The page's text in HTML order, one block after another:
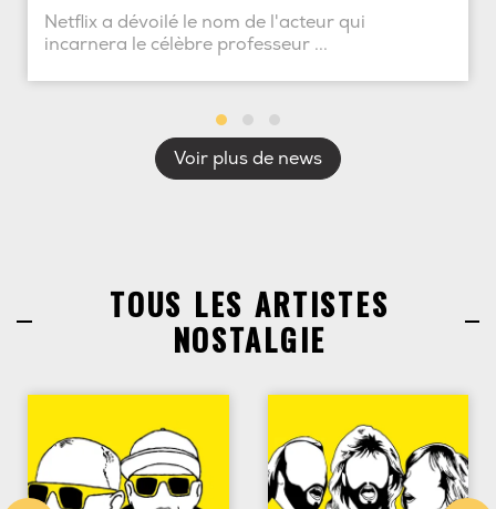
Netflix a dévoilé le nom de l'acteur qui
incarnera le célèbre professeur ...
Voir plus de news
TOUS LES ARTISTES
NOSTALGIE